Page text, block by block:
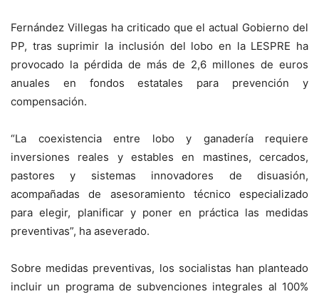
Fernández Villegas ha criticado que el actual Gobierno del
PP, tras suprimir la inclusión del lobo en la LESPRE ha
provocado la pérdida de más de 2,6 millones de euros
anuales en fondos estatales para prevención y
compensación.
“La coexistencia entre lobo y ganadería requiere
inversiones reales y estables en mastines, cercados,
pastores y sistemas innovadores de disuasión,
acompañadas de asesoramiento técnico especializado
para elegir, planificar y poner en práctica las medidas
preventivas”, ha aseverado.
Sobre medidas preventivas, los socialistas han planteado
incluir un programa de subvenciones integrales al 100%